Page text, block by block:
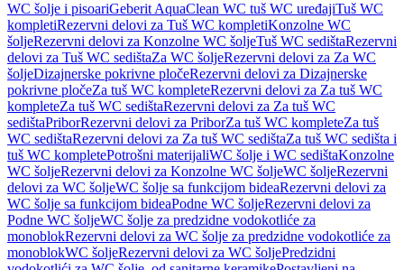
WC šolje i pisoariGeberit AquaClean WC tuš WC uređajiTuš WC
kompletiRezervni delovi za Tuš WC kompletiKonzolne WC
šoljeRezervni delovi za Konzolne WC šoljeTuš WC sedištaRezervni
delovi za Tuš WC sedištaZa WC šoljeRezervni delovi za Za WC
šoljeDizajnerske pokrivne pločeRezervni delovi za Dizajnerske
pokrivne pločeZa tuš WC kompleteRezervni delovi za Za tuš WC
kompleteZa tuš WC sedištaRezervni delovi za Za tuš WC
sedištaPriborRezervni delovi za PriborZa tuš WC kompleteZa tuš
WC sedištaRezervni delovi za Za tuš WC sedištaZa tuš WC sedišta i
tuš WC kompletePotrošni materijaliWC šolje i WC sedištaKonzolne
WC šoljeRezervni delovi za Konzolne WC šoljeWC šoljeRezervni
delovi za WC šoljeWC šolje sa funkcijom bideaRezervni delovi za
WC šolje sa funkcijom bideaPodne WC šoljeRezervni delovi za
Podne WC šoljeWC šolje za predzidne vodokotliće za
monoblokRezervni delovi za WC šolje za predzidne vodokotliće za
monoblokWC šoljeRezervni delovi za WC šoljePredzidni